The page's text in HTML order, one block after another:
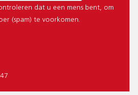
dat u een mens bent, om
(spam) te voorkomen.